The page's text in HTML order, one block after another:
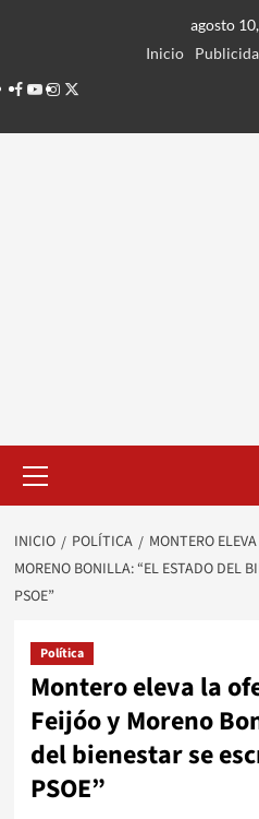
agosto
Inicio
Facebook
Youtube
Instagram
Twitter
principal
INICIO POLÍTICA
MONTERO
MORENO BONILLA: “EL ESTADO DEL
PSOE”
Política
Montero eleva la
Feijóo y Moreno
del bienestar se
PSOE”